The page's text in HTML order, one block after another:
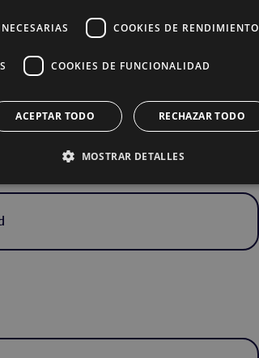
COOKIES DE RENDIMIENTO
COOKIES DE FUNCIONALIDAD
ACEPTAR TODO RECHAZAR TODO
MOSTRAR DETALLES